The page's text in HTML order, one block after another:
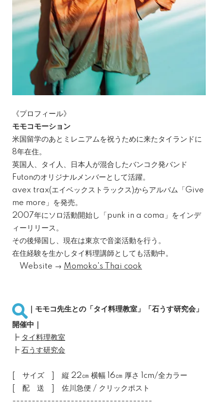
《プロフィール》
モモコモーション
米国留学のあとミレニアムを祝うために来たタイランドに
8年在住。
英国人、タイ人、日本人が混合したバンコク発バンド
Futonのオリジナルメンバーとして活躍。
avex trax(エイベックストラックス)からアルバム「Give
me more」を発売。
2007年にソロ活動開始し「punk in a coma」をインデ
ィーリリース。
その後帰国し、現在は東京で音楽活動を行う。
在住経験を生かしタイ料理講師としても活動中。
Website → Momoko's Thai cook
｜モモコ先生との「タイ料理教室」「石うす研究会」
開催中｜
┣ タイ料理教室
┣ 石うす研究会
[ サイズ ] 縦 22㎝ 横幅 16㎝ 厚さ 1cm/全カラー
[ 配 送 ] 佐川急便 / クリックポスト
------------------------------------